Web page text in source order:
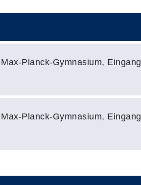
Planck-Gymnasium, Eingang
Planck-Gymnasium, Eingang